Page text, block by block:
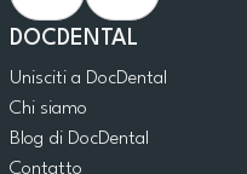
DOCDENTAL
Unisciti a DocDental
Chi siamo
Blog di DocDental
Contatto